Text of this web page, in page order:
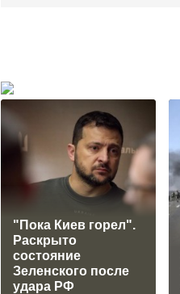
"Пока Киев горел".
Раскрыто
состояние
Зеленского после
удара РФ